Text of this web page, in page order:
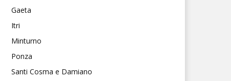
Gaeta
Itri
Minturno
Ponza
Santi Cosma e Damiano